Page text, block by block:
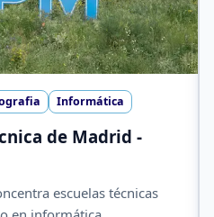
Informática
de Madrid -
escuelas técnicas